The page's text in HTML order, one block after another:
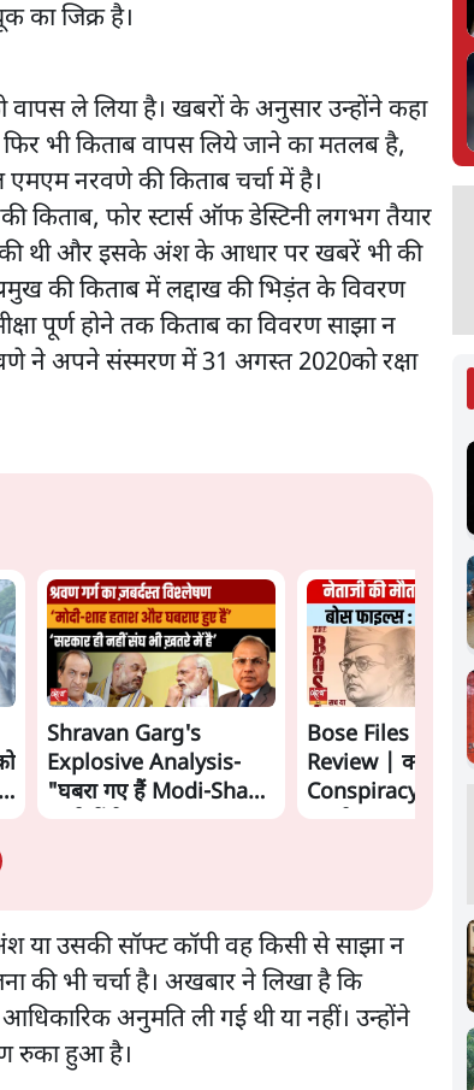
का जिक्र है।
ले लिया है। खबरों के अनुसार उन्होंने कहा
भी किताब वापस लिये जाने का मतलब है,
नरवणे की किताब चर्चा में है।
किताब, फोर स्टार्स ऑफ डेस्टिनी लगभग तैयार
की थी और इसके अंश के आधार पर खबरें भी की
की किताब में लद्दाख की भिड़ंत के विवरण
पूर्ण होने तक किताब का विवरण साझा न
ने अपने संस्मरण में 31 अगस्त 2020को रक्षा
Shravan Garg's
Explosive Analysis-
"घबरा गए हैं Modi-Shah,
Bose Files Film
Review | क्या
Conspiracy का
उसकी सॉफ्ट कॉपी वह किसी से साझा न
की भी चर्चा है। अखबार ने लिखा है कि
अनुमति ली गई थी या नहीं। उन्होंने
रुका हुआ है।